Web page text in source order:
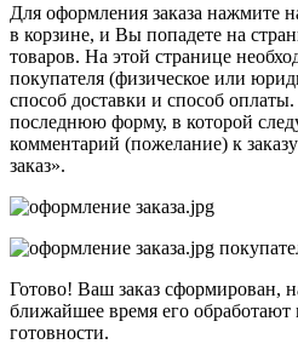
Для оформления заказа нажмите
в корзине, и Вы попадете на
товаров. На этой странице
покупателя (физическое или
способ доставки и способ
последнюю форму, в которой
комментарий (пожелание) к
заказ».
Готово! Ваш заказ сформирован,
ближайшее время его
готовности.